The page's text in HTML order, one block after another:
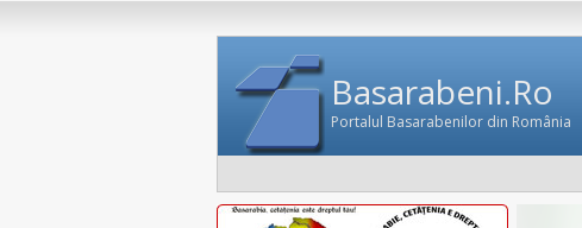
Basarabeni.Ro
Portalul Basarabenilor din România